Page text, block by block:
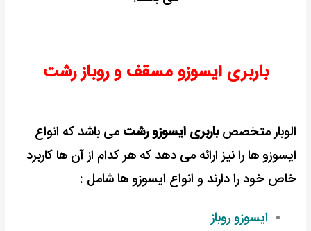
باربری ایسوزو مسقف و روباز رشت
الوبار متخصصباربری ایسوزو رشت می باشد که انواع
ایسوزو ها را نیز ارائه می دهد که هر کدام از آن ها کاربرد
خاص خود را دارند و انواع ایسوزو ها شامل :
ایسوزو روباز